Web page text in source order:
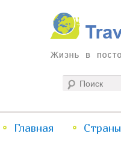
Traveliving
Жизнь в постоянном путешествии
менюГлавная Страны